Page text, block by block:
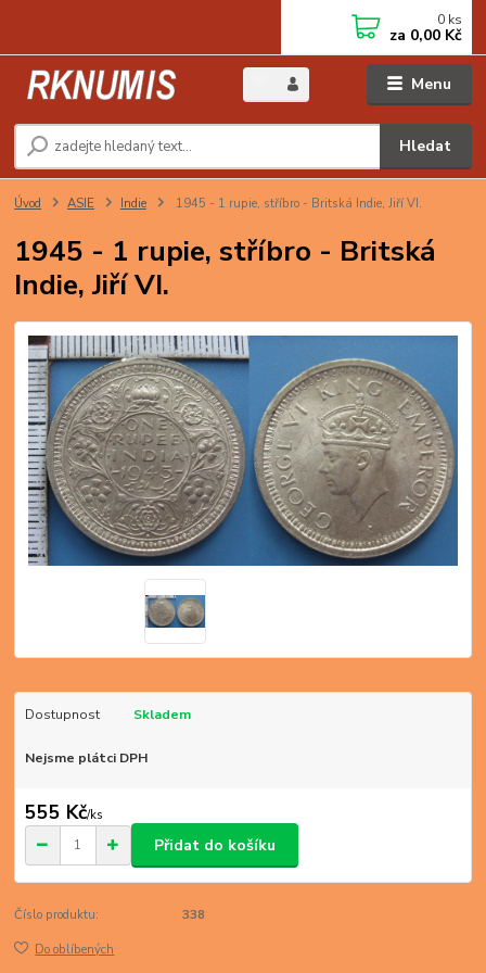
Menu
Hledat
0 ks
za 0,00 Kč
Úvod ASIE Indie 1945 - 1 rupie, stříbro - Britská Indie, Jiří VI.
1945 - 1 rupie, stříbro - Britská
Indie, Jiří VI.
Dostupnost Skladem
Nejsme plátci DPH
555 Kč/ks
Přidat do košíku
Číslo produktu: 338
Do oblíbených